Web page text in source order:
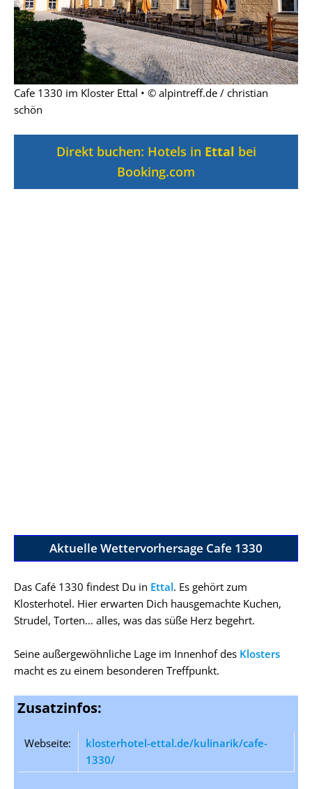
Cafe 1330 im Kloster Ettal • © alpintreff.de / christian
schön
Direkt buchen: Hotels in Ettal bei
Booking.com
Aktuelle Wettervorhersage Cafe 1330
Das Café 1330 findest Du in Ettal. Es gehört zum
Klosterhotel. Hier erwarten Dich hausgemachte Kuchen,
Strudel, Torten... alles, was das süße Herz begehrt.
Seine außergewöhnliche Lage im Innenhof des Klosters
macht es zu einem besonderen Treffpunkt.
Zusatzinfos:
Webseite:
klosterhotel-ettal.de/kulinarik/cafe-
1330/